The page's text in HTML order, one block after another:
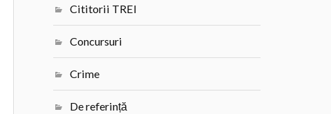
Cititorii TREI
Concursuri
Crime
De referință